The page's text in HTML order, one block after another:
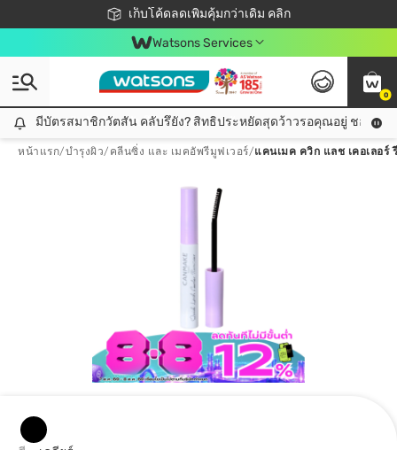
เก็บโค้ดลดเพิ่มคุ้มกว่าเดิม คลิก
ชอปออนไลน์ครั้งแรก ลดเพิ่มจุก ๆ 10%! 🎉
📦ส่งฟรี! เมื่อชอป 499฿
สมาชิกวัตสัน คลับดียังไง?
Watsons Services
0
มีบัตรสมาชิกวัตสัน คลับรึยัง? สิทธิประหยัดสุดว้าวรอคุณอยู่ ชอปคุ้มกว่าเดิม คลิก!
มีบัตรสมาชิกวัตสัน คลับรึยัง? สิทธิประหยัดสุดว้าวรอคุณอยู่ ชอปคุ้มก
หน้าแรก/บำรุงผิว/ คลีนซิ่ง และ เมคอัพรีมูฟเวอร์/แคนเมค ควิก แลช เคอเลอร์